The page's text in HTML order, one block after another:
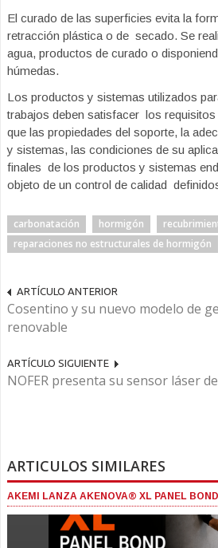
El curado de las superficies evita la
retracción plástica o de secado. Se
agua, productos de curado o
húmedas.
Los productos y sistemas utilizados
trabajos deben satisfacer los
que las propiedades del soporte, la
y sistemas, las condiciones de su
finales de los productos y sistemas
objeto de un control de calidad
carbonatación hormigón
reparaciones no estructurales de hormigón
ARTÍCULO ANTERIOR
Cosentino y su nuevo modelo de
renovable
ARTÍCULO SIGUIENTE
NOFER presenta su sensor láser
ARTICULOS SIMILARES
AKEMI LANZA AKENOVA® XL PANEL BOND